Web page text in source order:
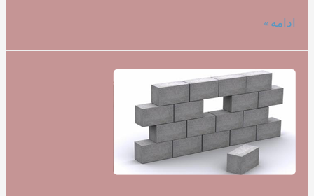
تاثیر
روی
مقاومت
بتن
ادامه »